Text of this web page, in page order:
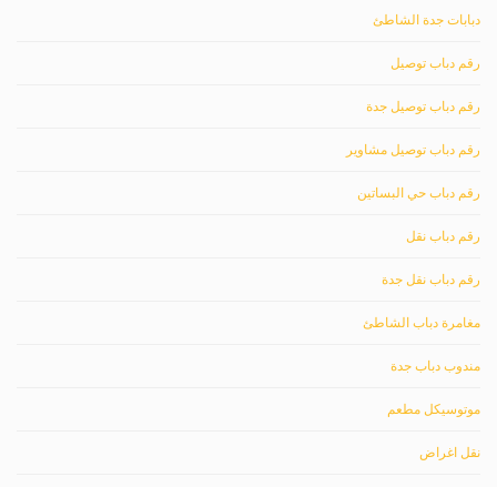
دبابات جدة الشاطئ
رقم دباب توصيل
رقم دباب توصيل جدة
رقم دباب توصيل مشاوير
رقم دباب حي البساتين
رقم دباب نقل
رقم دباب نقل جدة
مغامرة دباب الشاطئ
مندوب دباب جدة
موتوسيكل مطعم
نقل اغراض